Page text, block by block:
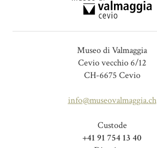
Museo di Valmaggia
Cevio vecchio 6/12
CH-6675 Cevio
info@museovalmaggia.ch
Custode
+41 91 754 13 40